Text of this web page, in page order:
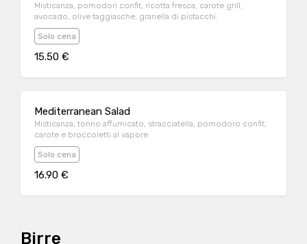
Misticanza, pomodori confit, ricotta fresca, carote grill,
avocado, olive taggiasche, granella di pistacchi.
Solo cena
15.50 €
Mediterranean Salad
Misticanza, tonno affumicato, stracciatella, pomodoro confit,
carote e broccoletti al vapore
Solo cena
16.90 €
Birre